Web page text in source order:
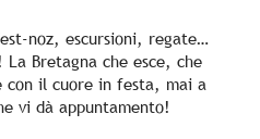
noz, escursioni, regate…
La Bretagna che esce, che
con il cuore in festa, mai a
vi dà appuntamento!